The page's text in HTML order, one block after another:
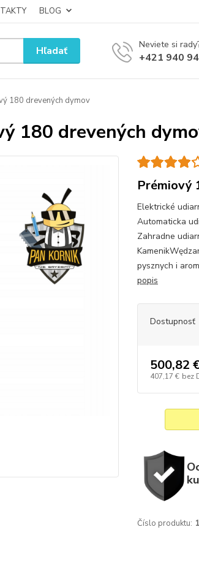
BLOG
Hľadať Neviete si
+421 940
180 drevených dymov
180 drevených
Prémiový
Elektrické
Automaticka
Zahradne
pysznych i
popis
Dostupnosť
500,82
407,17 € bez
Číslo produktu: